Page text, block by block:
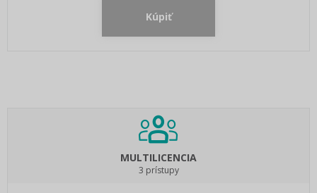
Kúpiť
MULTILICENCIA
3 prístupy